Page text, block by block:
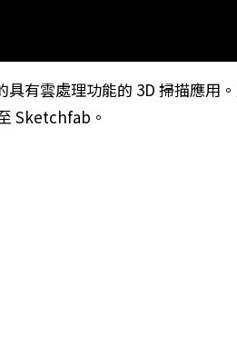
有雲處理功能的 3D 掃描應用
Sketchfab。